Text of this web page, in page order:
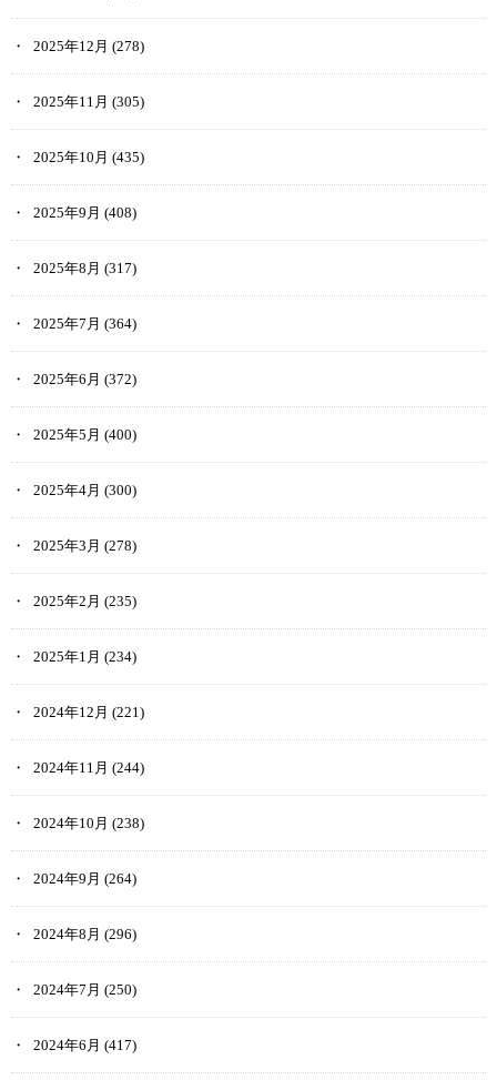
2025年12月 (278)
2025年11月 (305)
2025年10月 (435)
2025年9月 (408)
2025年8月 (317)
2025年7月 (364)
2025年6月 (372)
2025年5月 (400)
2025年4月 (300)
2025年3月 (278)
2025年2月 (235)
2025年1月 (234)
2024年12月 (221)
2024年11月 (244)
2024年10月 (238)
2024年9月 (264)
2024年8月 (296)
2024年7月 (250)
2024年6月 (417)